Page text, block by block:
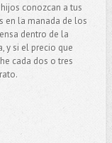
conozcan a tus
en la manada de los
dentro de la
y si el precio que
cada dos o tres